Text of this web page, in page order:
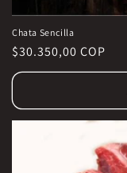
Chata Sencilla
Precio
habitual
$30.350,00 COP